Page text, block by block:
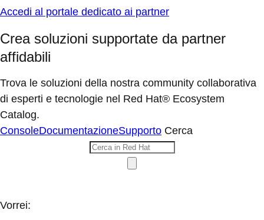
Accedi al portale dedicato ai partner
Crea soluzioni supportate da partner
affidabili
Trova le soluzioni della nostra community collaborativa
di esperti e tecnologie nel Red Hat® Ecosystem
Catalog.
ConsoleDocumentazioneSupporto Cerca
Vorrei: